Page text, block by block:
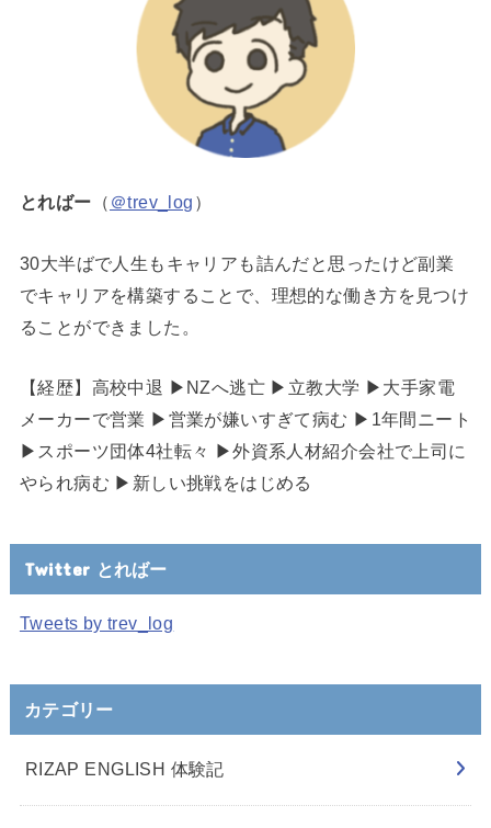
とればー （ ＠trev_log ）
30大半ばで人生もキャリアも詰んだと思ったけど副業
でキャリアを構築することで、理想的な働き方を見つけ
ることができました。
【経歴】高校中退 ▶︎NZへ逃亡 ▶︎立教大学 ▶︎大手家電
メーカーで営業 ▶︎営業が嫌いすぎて病む ▶︎1年間ニート
▶︎スポーツ団体4社転々 ▶︎外資系人材紹介会社で上司に
やられ病む ▶︎新しい挑戦をはじめる
Twitter とればー
Tweets by trev_log
カテゴリー
RIZAP ENGLISH 体験記